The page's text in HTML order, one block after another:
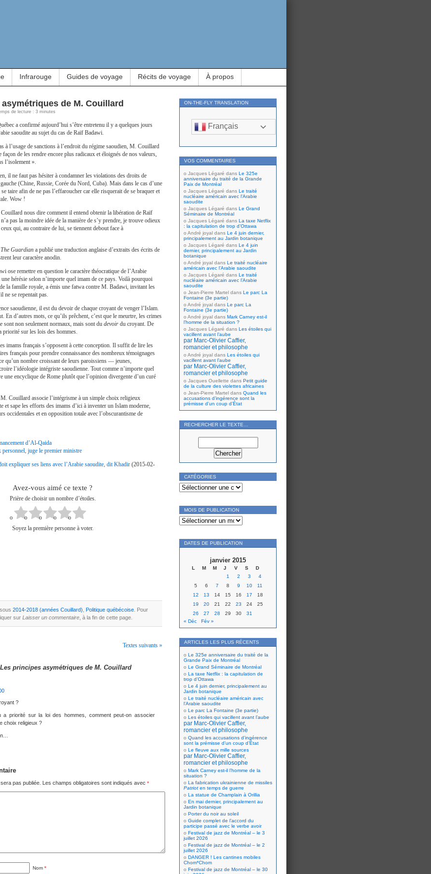
Infrarouge Guides de voyage Récits de voyage À propos
de M. Couillard
de lecture : 3 minutes
a confirmé aujourd’hui s’être entretenu il y a quelques jours
saoudite au sujet du cas de Raïf Badawi.
à l’usage de sanctions à l’endroit du régime saoudien, M. Couillard
façon de les rendre encore plus radicaux et éloignés de nos valeurs,
l’isolement ».
il ne faut pas hésiter à condamner les violations des droits de
(Chine, Russie, Corée du Nord, Cuba). Mais dans le cas d’une
taire afin de ne pas l’effaroucher car elle risquerait de se braquer et
Wow !
nous dire comment il entend obtenir la libération de Raïf
pas la moindre idée de la manière de s’y prendre, je trouve odieux
qui, au contraire de lui, se tiennent debout face à
The Guardian a publié une traduction anglaise d’extraits des écrits de
leur caractère anodin.
ose remettre en question le caractère théocratique de l’Arabie
hérésie selon n’importe quel imam de ce pays. Voilà pourquoi
la famille royale, a émis une fatwa contre M. Badawi, invitant les
ne se repentait pas.
saoudienne, il est du devoir de chaque croyant de venger l’Islam.
En d’autres mots, ce qu’ils prêchent, c’est que le meurtre, les crimes
sont non seulement normaux, mais sont du devoir du croyant. De
priorité sur les lois des hommes.
imams français s’opposent à cette conception. Il suffit de lire les
français pour prendre connaissance des nombreux témoignages
qu’un nombre croissant de leurs paroissiens — jeunes,
l’idéologie intégriste saoudienne. Tout comme n’importe quel
une encyclique de Rome plutôt que l’opinion divergente d’un curé
Couillard associe l’intégrisme à un simple choix religieux
et sape les efforts des imams d’ici à inventer un Islam moderne,
occidentales et en opposition totale avec l’obscurantisme de
d’Al-Qaida
personnel, juge le premier ministre
expliquer ses liens avec l’Arabie saoudite, dit Khadir (2015-02-
Avez-vous aimé ce texte ?
Prière de choisir un nombre d’étoiles.
Soyez la première personne à voter.
2014-2018 (années Couillard) Politique québécoise . Pour
sur Laisser un commentaire , à la fin de cette page.
Textes suivants »
Les principes asymétriques de M. Couillard
?
a priorité sur la loi des hommes, comment peut-on associer
choix religieux ?
pas publiée. Les champs obligatoires sont indiqués avec *
Nom *
ON-THE-FLY TRANSLATION
Français
VOS COMMENTAIRES
Jacques Légaré dans Le 325e
anniversaire du traité de la Grande
Paix de Montréal
Jacques Légaré dans Le traité
nucléaire américain avec l’Arabie
saoudite
Jacques Légaré dans Le Grand
Séminaire de Montréal
Jacques Légaré dans La taxe Netflix
: la capitulation de trop d’Ottawa
André joyal dans Le 4 juin dernier,
principalement au Jardin botanique
Jacques Légaré dans Le 4 juin
dernier, principalement au Jardin
botanique
André joyal dans Le traité nucléaire
américain avec l’Arabie saoudite
Jacques Légaré dans Le traité
nucléaire américain avec l’Arabie
saoudite
Jean-Pierre Martel dans Le parc La
Fontaine (3e partie)
André joyal dans Le parc La
Fontaine (3e partie)
André joyal dans Mark Carney est-il
l’homme de la situation ?
Jacques Légaré dans Les étoiles qui
vacillent avant l’aube
par Marc-Olivier Caffier,
romancier et philosophe
André joyal dans Les étoiles qui
vacillent avant l’aube
par Marc-Olivier Caffier,
romancier et philosophe
Jacques Ouellette dans Petit guide
de la culture des violettes africaines
Jean-Pierre Martel dans Quand les
accusations d’ingérence sont la
prémisse d’un coup d’État
RECHERCHER LE TEXTE…
CATÉGORIES
Catégories
MOIS DE PUBLICATION
Mois
de
publication
DATES DE PUBLICATION
janvier 2015
L M M J V S
D
1
2 3
4
5
6 7 8 9 10
11
12
13 14 15 16 17
18
19
20 21 22 23 24
25
26
27 28 29 30
31
« Déc
Fév »
ARTICLES LES PLUS RÉCENTS
Le 325e anniversaire du traité de la
Grande Paix de Montréal
Le Grand Séminaire de Montréal
La taxe Netflix : la capitulation de
trop d’Ottawa
Le 4 juin dernier, principalement au
Jardin botanique
Le traité nucléaire américain avec
l’Arabie saoudite
Le parc La Fontaine (3e partie)
Les étoiles qui vacillent avant l’aube
par Marc-Olivier Caffier,
romancier et philosophe
Quand les accusations d’ingérence
sont la prémisse d’un coup d’État
Le fleuve aux mille sources
par Marc-Olivier Caffier,
romancier et philosophe
Mark Carney est-il l’homme de la
situation ?
La fabrication ukrainienne de missiles
Patriot en temps de guerre
La statue de Champlain à Orillia
En mai dernier, principalement au
Jardin botanique
Porter du noir au soleil
Guide complet de l’accord du
participe passé avec le verbe avoir
Festival de jazz de Montréal – le 3
juillet 2026
Festival de jazz de Montréal – le 2
juillet 2026
DANGER ! Les cantines mobiles
Chom*Chom
Festival de jazz de Montréal – le 30